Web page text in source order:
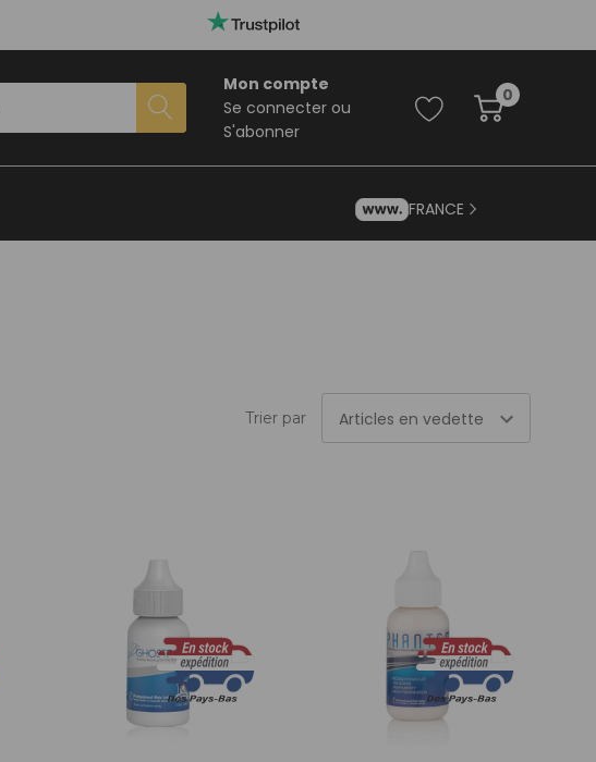
Mon compte
Se connecter ou
S'abonner
0
FRANCE
Trier par